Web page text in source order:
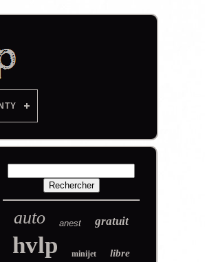
auto anest gratuit
hvlp minijet libre